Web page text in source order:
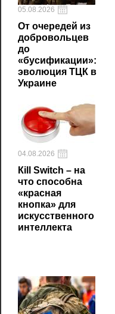
05.08.2026
От очередей из
добровольцев
до
«бусификации»:
эволюция ТЦК в
Украине
04.08.2026
Кill Switch – на
что способна
«красная
кнопка» для
искусственного
интеллекта